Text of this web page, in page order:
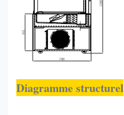
Diagramme structurel